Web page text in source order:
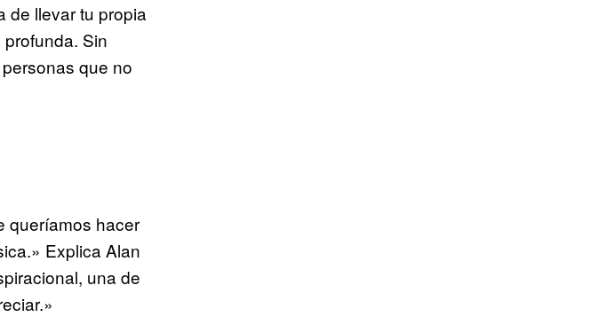
de llevar tu propia
Sin
que no
queríamos hacer
Explica Alan
una de